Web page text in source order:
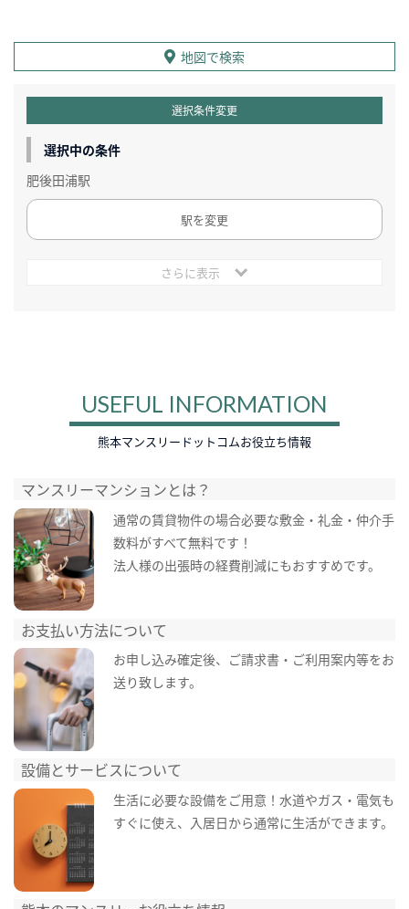
地図で検索
選択条件変更
選択中の条件
肥後田浦駅
駅を変更
さらに表示
USEFUL INFORMATION
熊本マンスリードットコムお役立ち情報
マンスリーマンションとは？
通常の賃貸物件の場合必要な敷金・礼金・仲介手
数料がすべて無料です！
法人様の出張時の経費削減にもおすすめです。
お支払い方法について
お申し込み確定後、ご請求書・ご利用案内等をお
送り致します。
設備とサービスについて
生活に必要な設備をご用意！水道やガス・電気も
すぐに使え、入居日から通常に生活ができます。